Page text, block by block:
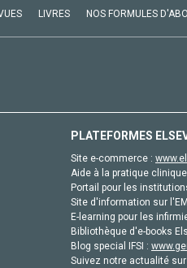
LIVRES NOS FORMULES
PLATEFORMES
Site e-commerce :
Aide à la pratique
Portail pour les
Site d'information sur
E-learning pour les
Bibliothèque d'e-books
Blog special IFSI :
Suivez notre actualité